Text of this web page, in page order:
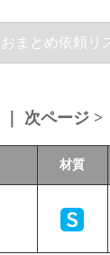
おまとめ依頼リ
次ページ >
材質